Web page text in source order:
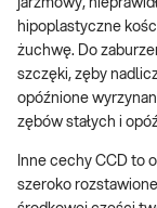
jarzmowy,
hipoplastyczne
żuchwę. Do
szczęki, zęby
opóźnione
zębów stałych i
Inne cechy CCD to
szeroko